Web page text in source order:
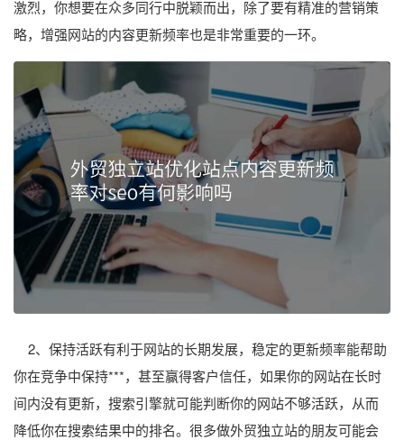
激烈，你想要在众多同行中脱颖而出，除了要有精准的营销策
略，增强网站的内容更新频率也是非常重要的一环。
2、保持活跃有利于网站的长期发展，稳定的更新频率能帮助
你在竞争中保持***，甚至赢得客户信任，如果你的网站在长时
间内没有更新，搜索引擎就可能判断你的网站不够活跃，从而
降低你在搜索结果中的排名。很多做外贸独立站的朋友可能会